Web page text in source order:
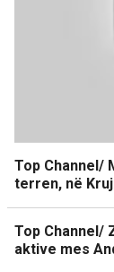
Top Channel/
terren, në
Top Channel/
aktive mes